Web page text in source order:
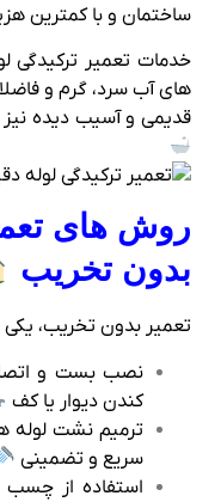
ساختمان و با کمترین
خدمات تعمیر ترکیدگی
های آب سرد، گرم و
قدیمی و آسیب دیده
روش‌ های
بدون تخریب
تعمیر بدون تخریب،
نصب بست و
کندن دیوار یا کف
ترمیم نشت لوله‌
سریع و تضمینی
استفاده از